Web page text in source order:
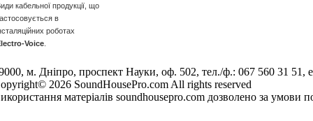
кабельної продукції, що
в
роботах
Voice
м. Дніпро, проспект Науки, оф. 502, тел./ф.: 067 560 31 51,
2026 SoundHousePro.com All rights reserved
матеріалів soundhousepro.com дозволено за умови